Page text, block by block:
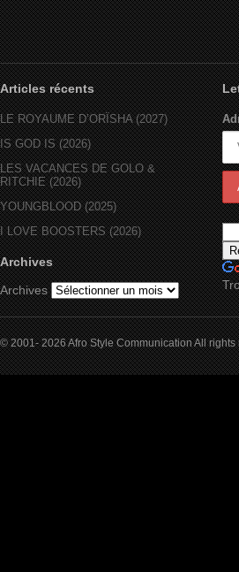
Articles récents
LE ROYAUME D’ORÏSHA (2027)
IS GOD IS (2026)
LES VACANCES DE GOLO &
RITCHIE (2026)
YOUNGBLOOD (2025)
I LOVE BOOSTERS (2026)
Archives
Archives
© 2001- 2026 Afro Style Communication All rights